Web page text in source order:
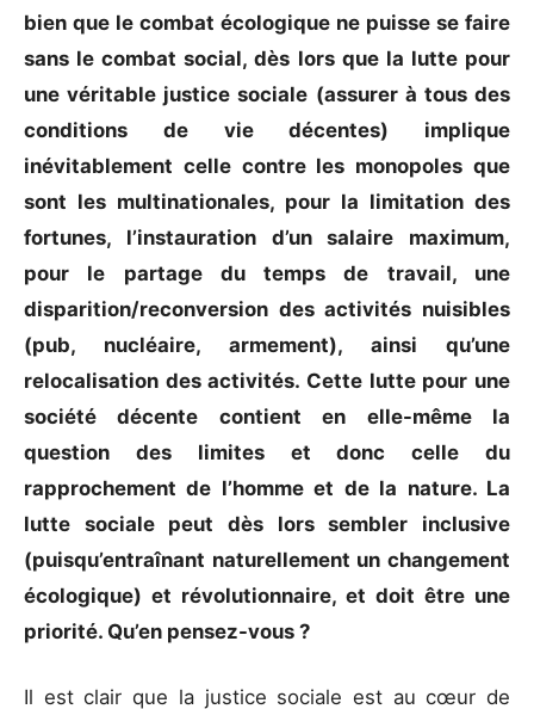
bien que le combat écologique ne puisse se faire
sans le combat social, dès lors que la lutte pour
une véritable justice sociale (assurer à tous des
conditions de vie décentes) implique
inévitablement celle contre les monopoles que
sont les multinationales, pour la limitation des
fortunes, l’instauration d’un salaire maximum,
pour le partage du temps de travail, une
disparition/reconversion des activités nuisibles
(pub, nucléaire, armement), ainsi qu’une
relocalisation des activités. Cette lutte pour une
société décente contient en elle-même la
question des limites et donc celle du
rapprochement de l’homme et de la nature. La
lutte sociale peut dès lors sembler inclusive
(puisqu’entraînant naturellement un changement
écologique) et révolutionnaire, et doit être une
priorité. Qu’en pensez-vous ?
Il est clair que la justice sociale est au cœur de